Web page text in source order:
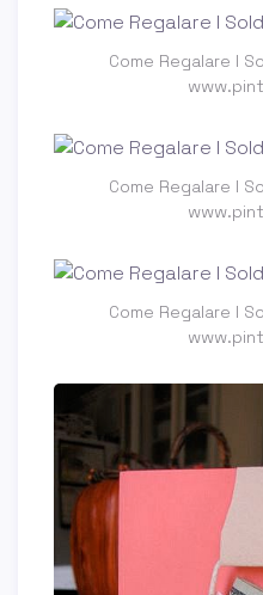
Come Regalare I
Come Regalare I
Come Regalare I